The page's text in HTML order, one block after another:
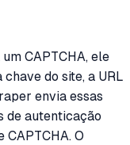
CAPTCHA, ele
do site, a URL
envia essas
de autenticação
CAPTCHA. O